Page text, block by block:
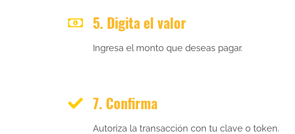
5. Digita el valor
Ingresa el monto que deseas pagar.
7. Confirma
Autoriza la transacción con tu clave o token.